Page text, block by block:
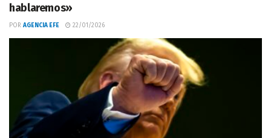
hablaremos»
POR AGENCIA EFE 22/01/2026